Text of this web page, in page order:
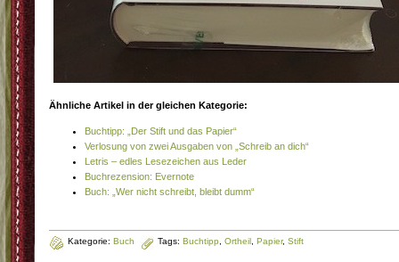
Ähnliche Artikel in der gleichen Kategorie:
Buchtipp: „Der Stift und das Papier“
Verlosung von zwei Ausgaben von „Schreib an dich“
Letris – edles Lesezeichen aus Leder
Buchrezension: Evernote
Buch: „Wer nicht schreibt, bleibt dumm“
Kategorie: Buch Tags: Buchtipp Ortheil Papier, Stift